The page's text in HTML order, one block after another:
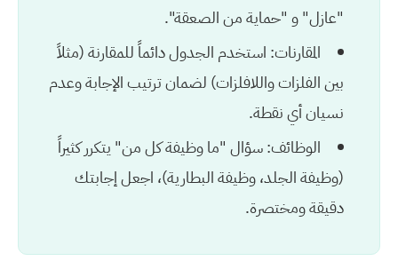
"عازل" و "حماية من الصعقة".
المقارنات: استخدم الجدول دائماً للمقارنة (مثلاً
بين الفلزات واللافلزات) لضمان ترتيب الإجابة وعدم
نسيان أي نقطة.
الوظائف:سؤال "ما وظيفة كل من" يتكرر كثيراً
(وظيفة الجلد، وظيفة البطارية)، اجعل إجابتك
دقيقة ومختصرة.